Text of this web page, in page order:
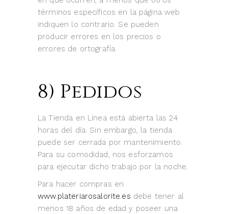
términos específicos en la página web
indiquen lo contrario. Se pueden
producir errores en los precios o
errores de ortografía.
8) Pedidos
La Tienda en Línea está abierta las 24
horas del día. Sin embargo, la tienda
puede ser cerrada por mantenimiento.
Para su comodidad, nos esforzamos
para ejecutar dicho trabajo por la noche.
Para hacer compras en
www.plateriarosalorite.es debe tener al
menos 18 años de edad y poseer una